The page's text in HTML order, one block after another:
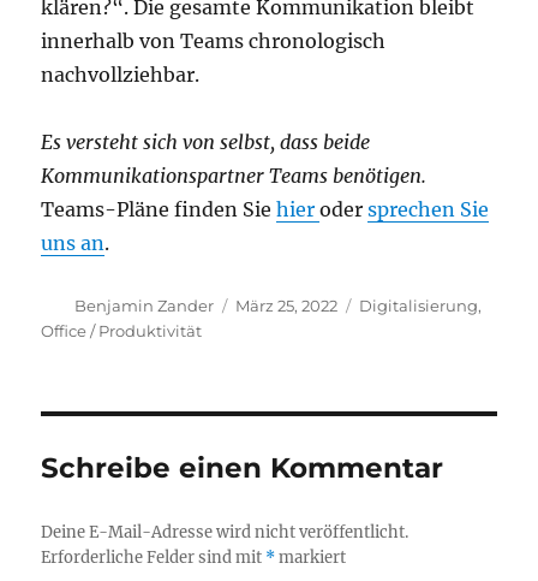
klären?“. Die gesamte Kommunikation bleibt
innerhalb von Teams chronologisch
nachvollziehbar.
Es versteht sich von selbst, dass beide
Kommunikationspartner Teams benötigen.
Teams-Pläne finden Siehierodersprechen Sie
uns an.
Autor
Benjamin Zander
Veröffentlicht
März 25, 2022 Kategorien
Digitalisierung,
Office / Produktivität
Schreibe einen Kommentar
Deine E-Mail-Adresse wird nicht veröffentlicht.
Erforderliche Felder sind mit *markiert